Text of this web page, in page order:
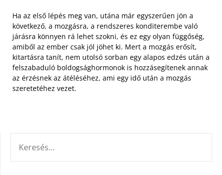
Ha az első lépés meg van, utána már egyszerűen jön a
következő, a mozgásra, a rendszeres konditerembe való
járásra könnyen rá lehet szokni, és ez egy olyan függőség,
amiből az ember csak jól jöhet ki. Mert a mozgás erősít,
kitartásra tanít, nem utolsó sorban egy alapos edzés után a
felszabaduló boldogsághormonok is hozzásegítenek annak
az érzésnek az átéléséhez, ami egy idő után a mozgás
szeretetéhez vezet.